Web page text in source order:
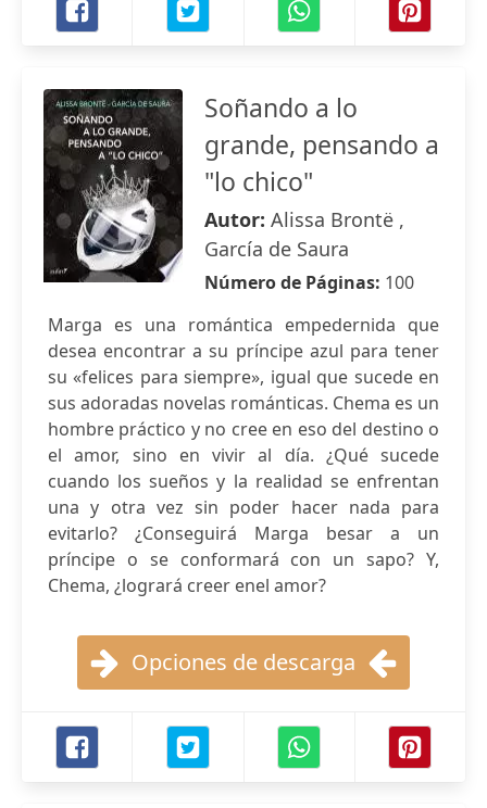
Soñando a lo
grande, pensando a
"lo chico"
Autor: Alissa Brontë ,
García de Saura
Número de Páginas: 100
Marga es una romántica empedernida que
desea encontrar a su príncipe azul para tener
su «felices para siempre», igual que sucede en
sus adoradas novelas románticas. Chema es un
hombre práctico y no cree en eso del destino o
el amor, sino en vivir al día. ¿Qué sucede
cuando los sueños y la realidad se enfrentan
una y otra vez sin poder hacer nada para
evitarlo? ¿Conseguirá Marga besar a un
príncipe o se conformará con un sapo? Y,
Chema, ¿logrará creer enel amor?
Opciones de descarga